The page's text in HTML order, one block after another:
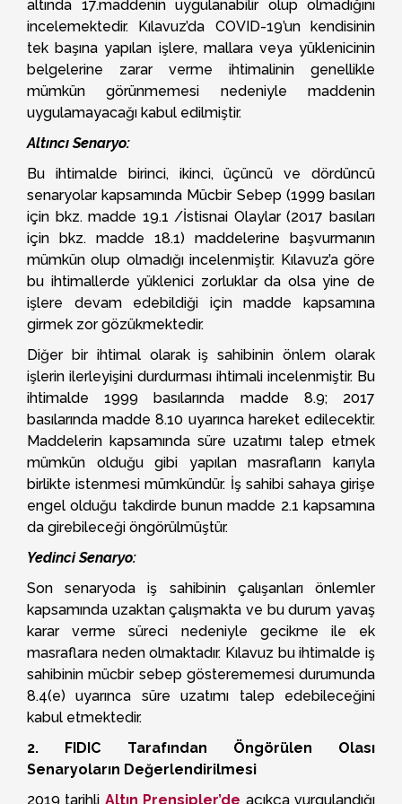
altında 17.maddenin uygulanabilir olup olmadığını
incelemektedir. Kılavuz’da COVID-19’un kendisinin
tek başına yapılan işlere, mallara veya yüklenicinin
belgelerine zarar verme ihtimalinin genellikle
mümkün görünmemesi nedeniyle maddenin
uygulamayacağı kabul edilmiştir.
Altıncı Senaryo:
Bu ihtimalde birinci, ikinci, üçüncü ve dördüncü
senaryolar kapsamında Mücbir Sebep (1999 basıları
için bkz. madde 19.1 /İstisnai Olaylar (2017 basıları
için bkz. madde 18.1) maddelerine başvurmanın
mümkün olup olmadığı incelenmiştir. Kılavuz’a göre
bu ihtimallerde yüklenici zorluklar da olsa yine de
işlere devam edebildiği için madde kapsamına
girmek zor gözükmektedir.
Diğer bir ihtimal olarak iş sahibinin önlem olarak
işlerin ilerleyişini durdurması ihtimali incelenmiştir. Bu
ihtimalde 1999 basılarında madde 8.9; 2017
basılarında madde 8.10 uyarınca hareket edilecektir.
Maddelerin kapsamında süre uzatımı talep etmek
mümkün olduğu gibi yapılan masrafların karıyla
birlikte istenmesi mümkündür. İş sahibi sahaya girişe
engel olduğu takdirde bunun madde 2.1 kapsamına
da girebileceği öngörülmüştür.
Yedinci Senaryo:
Son senaryoda iş sahibinin çalışanları önlemler
kapsamında uzaktan çalışmakta ve bu durum yavaş
karar verme süreci nedeniyle gecikme ile ek
masraflara neden olmaktadır. Kılavuz bu ihtimalde iş
sahibinin mücbir sebep gösterememesi durumunda
8.4(e) uyarınca süre uzatımı talep edebileceğini
kabul etmektedir.
2. FIDIC Tarafından Öngörülen Olası
Senaryoların Değerlendirilmesi
2019 tarihli Altın Prensipler’de açıkça vurgulandığı